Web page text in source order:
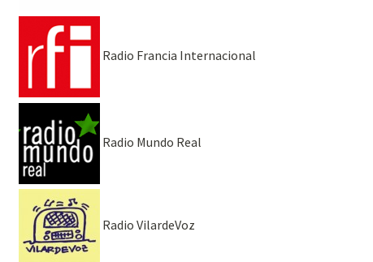
Radio Francia Internacional
Radio Mundo Real
Radio VilardeVoz